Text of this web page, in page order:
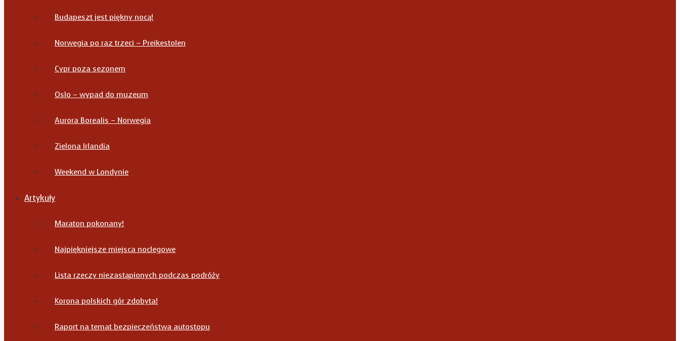
Budapeszt jest piękny nocą!
Norwegia po raz trzeci – Preikestolen
Cypr poza sezonem
Oslo – wypad do muzeum
Aurora Borealis – Norwegia
Zielona Irlandia
Weekend w Londynie
Artykuły
Maraton pokonany!
Najpiękniejsze miejsca noclegowe
Lista rzeczy niezastąpionych podczas podróży
Korona polskich gór zdobyta!
Raport na temat bezpieczeństwa autostopu